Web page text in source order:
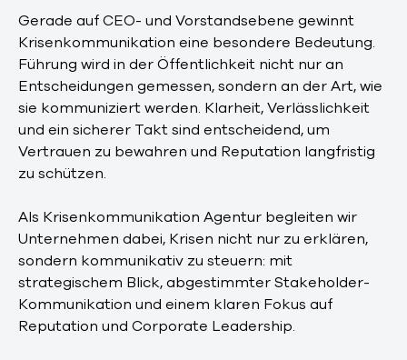
Gerade auf CEO- und Vorstandsebene gewinnt
Krisenkommunikation eine besondere Bedeutung.
Führung wird in der Öffentlichkeit nicht nur an
Entscheidungen gemessen, sondern an der Art, wie
sie kommuniziert werden. Klarheit, Verlässlichkeit
und ein sicherer Takt sind entscheidend, um
Vertrauen zu bewahren und Reputation langfristig
zu schützen.
Als Krisenkommunikation Agentur begleiten wir
Unternehmen dabei, Krisen nicht nur zu erklären,
sondern kommunikativ zu steuern: mit
strategischem Blick, abgestimmter Stakeholder-
Kommunikation und einem klaren Fokus auf
Reputation und Corporate Leadership.